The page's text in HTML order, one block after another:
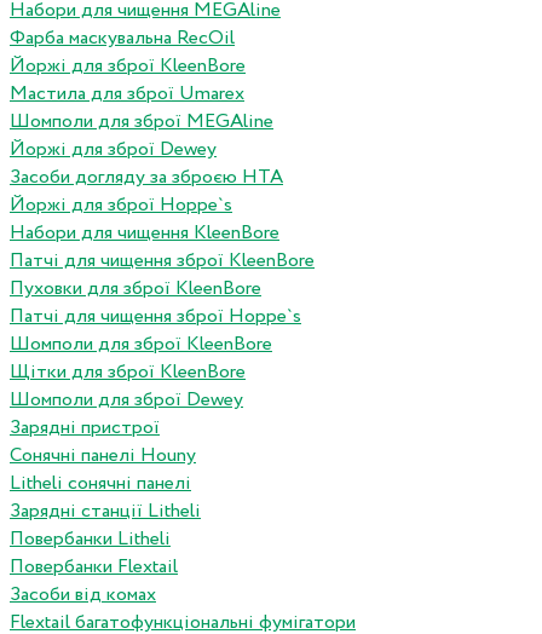
Набори для чищення MEGAline
Фарба маскувальна RecOil
Йоржі для зброї KleenBore
Мастила для зброї Umarex
Шомполи для зброї MEGAline
Йоржі для зброї Dewey
Засоби догляду за зброєю HTA
Йоржі для зброї Hoppe`s
Набори для чищення KleenBore
Патчі для чищення зброї KleenBore
Пуховки для зброї KleenBore
Патчі для чищення зброї Hoppe`s
Шомполи для зброї KleenBore
Щітки для зброї KleenBore
Шомполи для зброї Dewey
Зарядні пристрої
Сонячні панелі Houny
Litheli сонячні панелі
Зарядні станції Litheli
Повербанки Litheli
Повербанки Flextail
Засоби від комах
Flextail багатофункціональні фумігатори